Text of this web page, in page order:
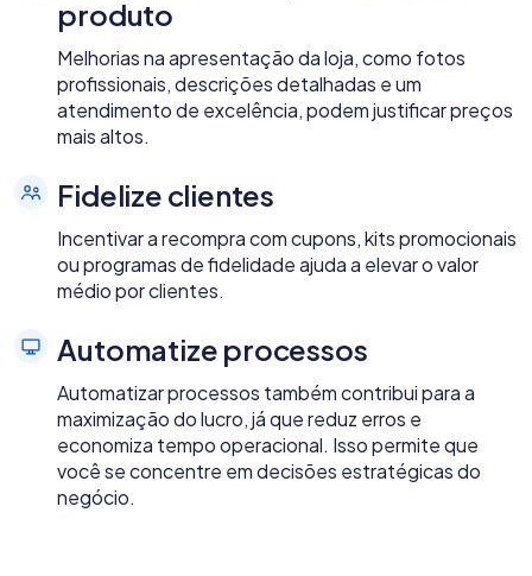
produto
Melhorias na apresentação da loja, como fotos
profissionais, descrições detalhadas e um
atendimento de excelência, podem justificar preços
mais altos.
Fidelize clientes
Incentivar a recompra com cupons, kits promocionais
ou programas de fidelidade ajuda a elevar o valor
médio por clientes.
Automatize processos
Automatizar processos também contribui para a
maximização do lucro, já que reduz erros e
economiza tempo operacional. Isso permite que
você se concentre em decisões estratégicas do
negócio.